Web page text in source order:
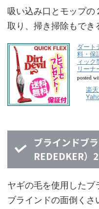
吸い込み口とモップの
取り、掃き掃除もでき
ダート
料・保
ィック
リーナ
posted
楽
ブラインドブ
REDEDKER）
ヤギの毛を使用したブ
ブラインドの面倒くさ